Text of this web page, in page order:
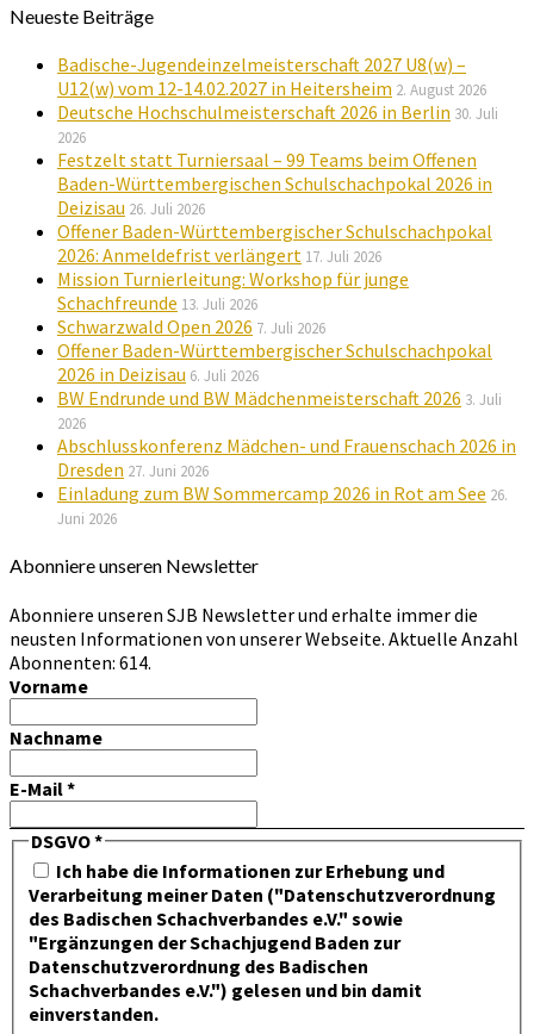
Neueste Beiträge
Badische-Jugendeinzelmeisterschaft 2027 U8(w) –
U12(w) vom 12-14.02.2027 in Heitersheim 2. August 2026
Deutsche Hochschulmeisterschaft 2026 in Berlin 30. Juli
2026
Festzelt statt Turniersaal – 99 Teams beim Offenen
Baden-Württembergischen Schulschachpokal 2026 in
Deizisau 26. Juli 2026
Offener Baden-Württembergischer Schulschachpokal
2026: Anmeldefrist verlängert 17. Juli 2026
Mission Turnierleitung: Workshop für junge
Schachfreunde 13. Juli 2026
Schwarzwald Open 2026 7. Juli 2026
Offener Baden-Württembergischer Schulschachpokal
2026 in Deizisau 6. Juli 2026
BW Endrunde und BW Mädchenmeisterschaft 2026 3. Juli
2026
Abschlusskonferenz Mädchen- und Frauenschach 2026 in
Dresden 27. Juni 2026
Einladung zum BW Sommercamp 2026 in Rot am See 26.
Juni 2026
Abonniere unseren Newsletter
Abonniere unseren SJB Newsletter und erhalte immer die
neusten Informationen von unserer Webseite. Aktuelle Anzahl
Abonnenten: 614.
Vorname
Nachname
E-Mail*
DSGVO*
Ich habe die Informationen zur Erhebung und
Verarbeitung meiner Daten ("Datenschutzverordnung
des Badischen Schachverbandes e.V." sowie
"Ergänzungen der Schachjugend Baden zur
Datenschutzverordnung des Badischen
Schachverbandes e.V.") gelesen und bin damit
einverstanden.